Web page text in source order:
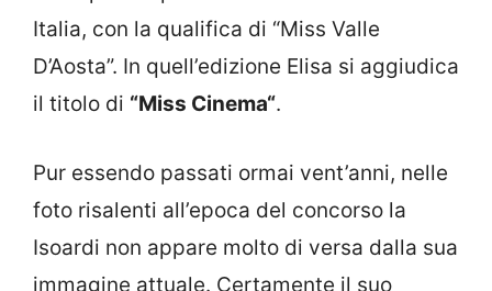
Italia, con la qualifica di “Miss Valle
D’Aosta”. In quell’edizione Elisa si aggiudica
il titolo di “Miss Cinema“.
Pur essendo passati ormai vent’anni, nelle
foto risalenti all’epoca del concorso la
Isoardi non appare molto di versa dalla sua
immagine attuale. Certamente il suo